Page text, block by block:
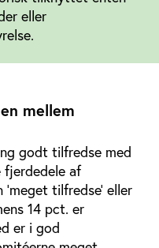
eller
mellem
godt tilfredse med
fjerdedele af
tilfredse’ eller
14 pct. er
er i god